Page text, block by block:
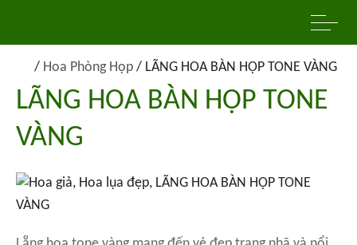
/ Hoa Phòng Họp / LÃNG HOA BÀN HỌP TONE VÀNG
LÃNG HOA BÀN HỌP TONE
VÀNG